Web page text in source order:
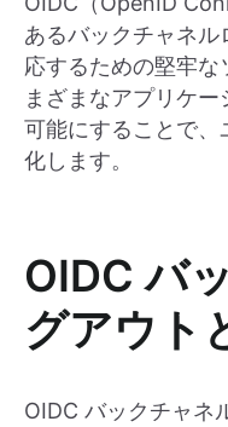
あるバックチャネ
応するための堅牢な
まざまなアプリケ
可能にすることで、
化します。
OIDC バ
グアウト
OIDC バックチャネ